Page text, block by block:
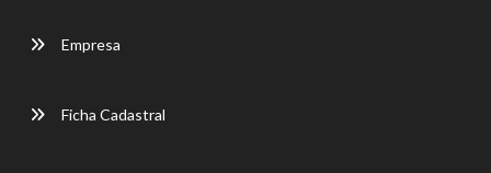
Empresa
Ficha Cadastral